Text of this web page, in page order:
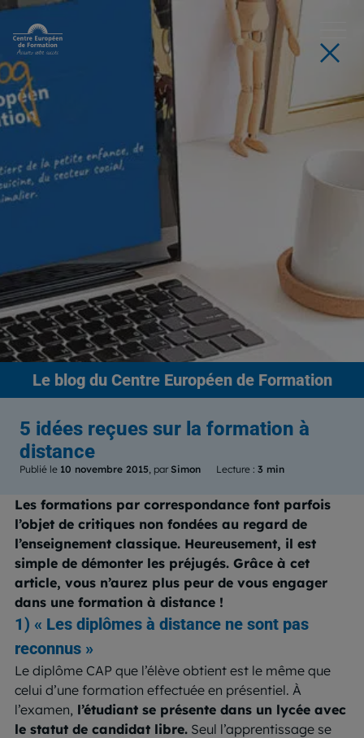
Le blogdu Centre Européen de Formation
5 idées reçues sur la formation à
distance
Publié le 10 novembre 2015, par Simon Lecture : 3 min
Les formations par correspondance font parfois
l’objet de critiques non fondées au regard de
l’enseignement classique. Heureusement, il est
simple de démonter les préjugés. Grâce à cet
article, vous n’aurez plus peur de vous engager
dans une formation à distance !
1) « Les diplômes à distance ne sont pas
reconnus »
Le diplôme CAP que l’élève obtient est le même que
celui d’une formation effectuée en présentiel. À
l’examen, l’étudiant se présente dans un lycée avec
le statut de candidat libre. Seul l’apprentissage se